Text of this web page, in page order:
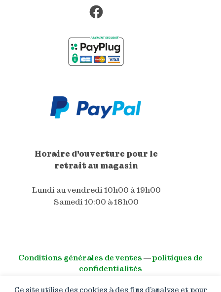
Ce site utilise des cookies à des fins d’analyse et pour
Facebook
Horaire d'ouverture pour le
retrait au magasin
Lundi au vendredi 10h00 à 19h00
Samedi 10:00 à 18h00
Conditions générales de ventes ―politiques de
confidentialités